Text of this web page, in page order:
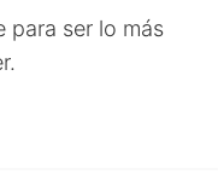
para ser lo más